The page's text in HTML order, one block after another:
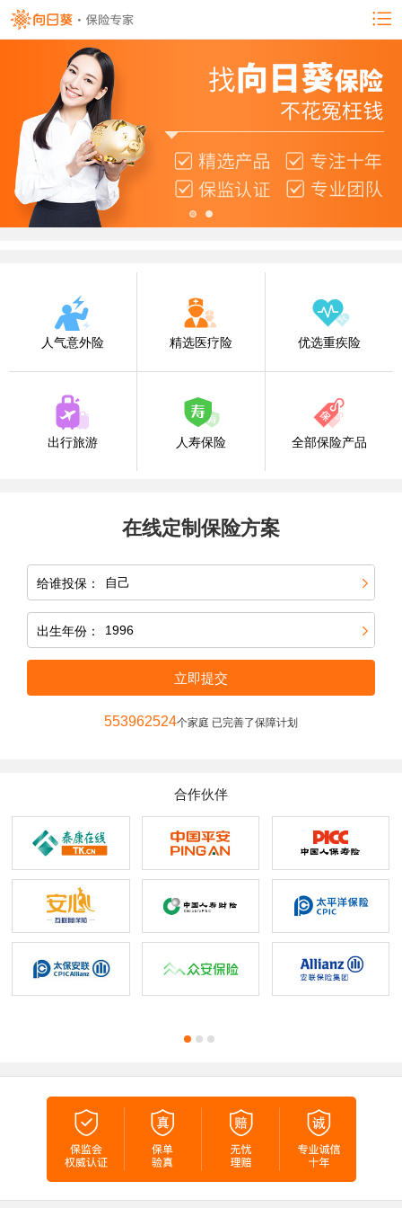
人气意外险 精选医疗险 优选重疾险
出行旅游 人寿保险 全部保险产品
在线定制保险方案
给谁投保：
出生年份：
立即提交
553962524个家庭 已完善了保障计划
合作伙伴